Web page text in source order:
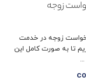
زوجه
زوجه در خدمت
تا به صورت کامل این